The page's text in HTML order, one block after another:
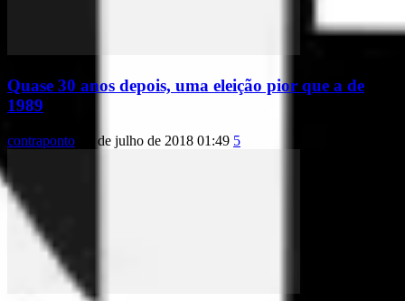
Quase 30 anos depois, uma eleição pior que a de
1989
contraponto 6 de julho de 2018 01:49 5